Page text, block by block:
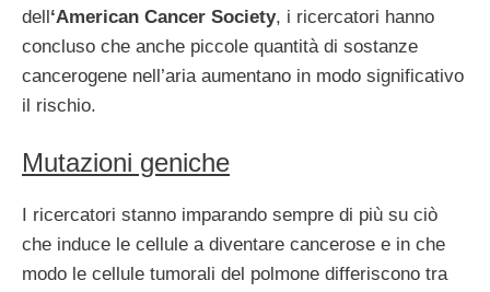
dell‘American Cancer Society, i ricercatori hanno
concluso che anche piccole quantità di sostanze
cancerogene nell’aria aumentano in modo significativo
il rischio.
Mutazioni geniche
I ricercatori stanno imparando sempre di più su ciò
che induce le cellule a diventare cancerose e in che
modo le cellule tumorali del polmone differiscono tra